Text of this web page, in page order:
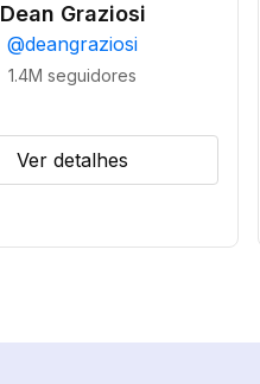
Dean Graziosi
@deangraziosi
1.4M seguidores
Ver detalhes